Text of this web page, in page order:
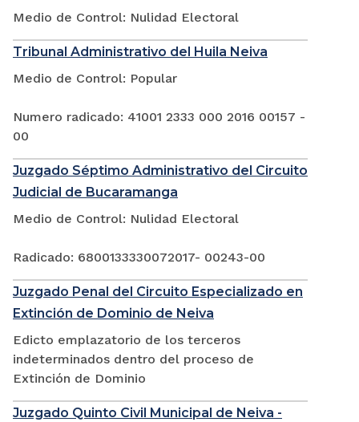
Medio de Control: Nulidad Electoral
Tribunal Administrativo del Huila Neiva
Medio de Control: Popular
Numero radicado: 41001 2333 000 2016 00157 -
00
Juzgado Séptimo Administrativo del Circuito
Judicial de Bucaramanga
Medio de Control: Nulidad Electoral
Radicado: 6800133330072017- 00243-00
Juzgado Penal del Circuito Especializado en
Extinción de Dominio de Neiva
Edicto emplazatorio de los terceros
indeterminados dentro del proceso de
Extinción de Dominio
Juzgado Quinto Civil Municipal de Neiva -